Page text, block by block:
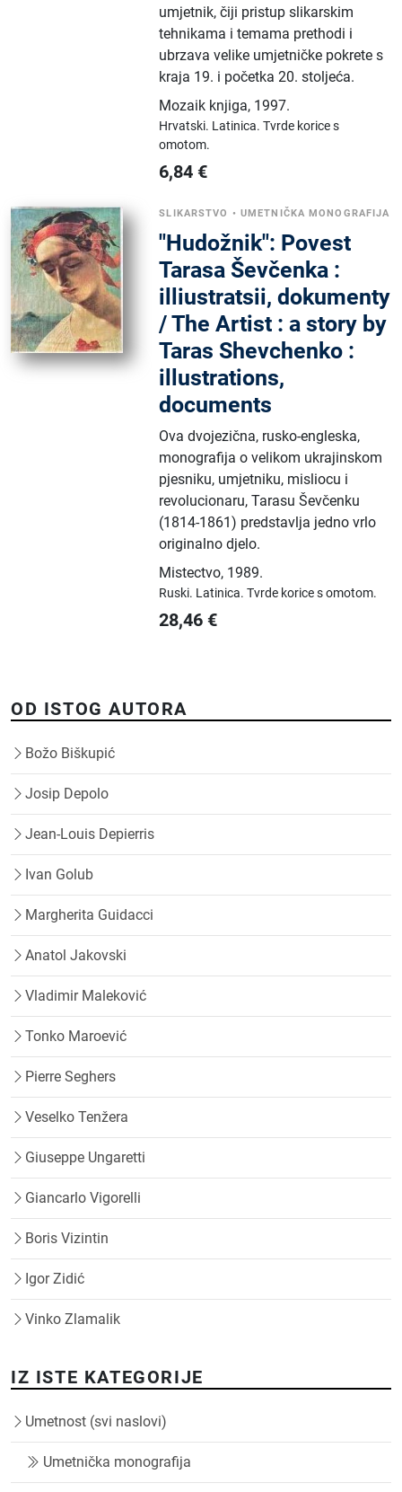
umjetnik, čiji pristup slikarskim
tehnikama i temama prethodi i
ubrzava velike umjetničke pokrete s
kraja 19. i početka 20. stoljeća.
Mozaik knjiga, 1997.
Hrvatski. Latinica.Tvrde korice s
omotom.
6,84 €
SLIKARSTVO • UMETNIČKA MONOGRAFIJA
"Hudožnik": Povest
Tarasa Ševčenka :
illiustratsii, dokumenty
/ The Artist : a story by
Taras Shevchenko :
illustrations,
documents
Ova dvojezična, rusko-engleska,
monografija o velikom ukrajinskom
pjesniku, umjetniku, misliocu i
revolucionaru, Tarasu Ševčenku
(1814-1861) predstavlja jedno vrlo
originalno djelo.
Mistectvo, 1989.
Ruski. Latinica.Tvrde korice s omotom.
28,46 €
OD ISTOG AUTORA
Božo Biškupić
Josip Depolo
Jean-Louis Depierris
Ivan Golub
Margherita Guidacci
Anatol Jakovski
Vladimir Maleković
Tonko Maroević
Pierre Seghers
Veselko Tenžera
Giuseppe Ungaretti
Giancarlo Vigorelli
Boris Vizintin
Igor Zidić
Vinko Zlamalik
IZ ISTE KATEGORIJE
Umetnost (svi naslovi)
Umetnička monografija